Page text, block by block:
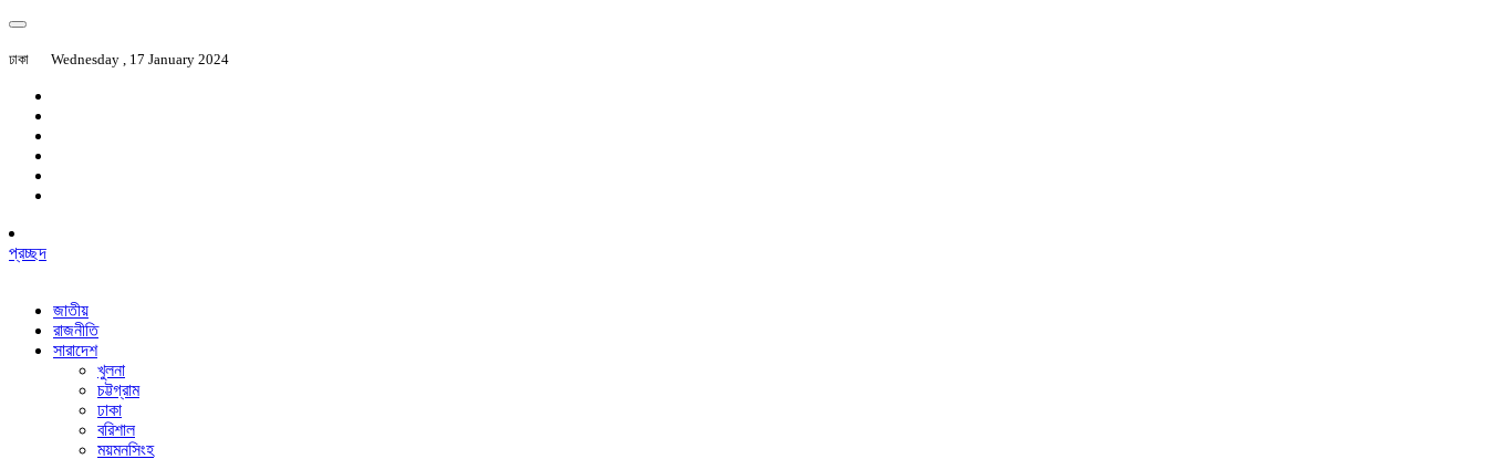
ঢাকা Wednesday , 17 January 2024
প্রচ্ছদ
জাতীয়
রাজনীতি
সারাদেশ
খুলনা
চট্টগ্রাম
ঢাকা
বরিশাল
ময়মনসিংহ